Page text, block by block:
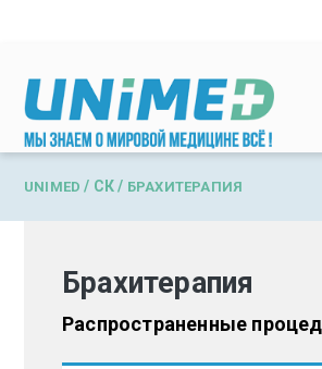
UNIMED / СК / БРАХИТЕРАПИЯ
Брахитерапия
Распространенные